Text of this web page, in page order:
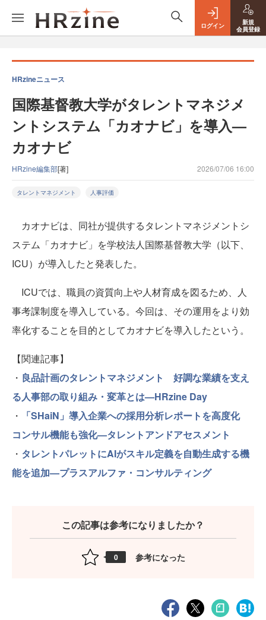
ログイン
新規
会員登録
HRzineニュース
国際基督教大学がタレントマネジメ
ントシステム「カオナビ」を導入—
カオナビ
HRzine編集部[著] 2026/07/06 16:00
タレントマネジメント 人事評価
カオナビは、同社が提供するタレントマネジメントシ
ステム「カオナビ」を学校法人国際基督教大学（以下、
ICU）が導入したと発表した。
ICUでは、職員の資質向上や人材育成を図るため、人
事考課制度を導入している。今回は、その運用をより効
率化することを目的としてカオナビを導入したという。
【関連記事】
・ 良品計画のタレントマネジメント 好調な業績を支え
る人事部の取り組み・変革とは—HRzine Day
・
「SHaiN」導入企業への採用分析レポートを高度化
コンサル機能も強化—タレントアンドアセスメント
・ タレントパレットにAIがスキル定義を自動生成する機
能を追加—プラスアルファ・コンサルティング
この記事は参考になりましたか？
0 参考になった